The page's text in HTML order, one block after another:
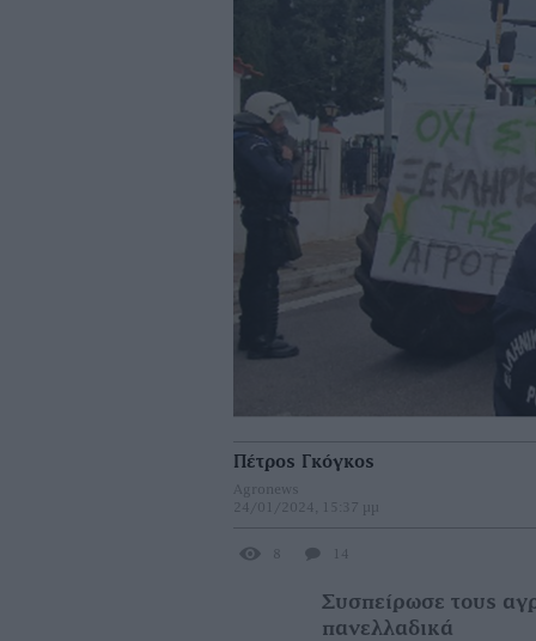
Πέτρος Γκόγκος
Agronews
24/01/2024, 15:37 μμ
8 14
Συσπείρωσε τους
πανελλαδικά